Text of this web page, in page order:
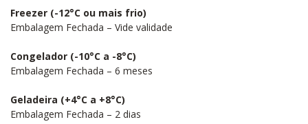
Freezer (-12°C ou mais frio)
Embalagem Fechada – Vide validade
Congelador (-10°C a -8°C)
Embalagem Fechada – 6 meses
Geladeira (+4°C a +8°C)
Embalagem Fechada – 2 dias